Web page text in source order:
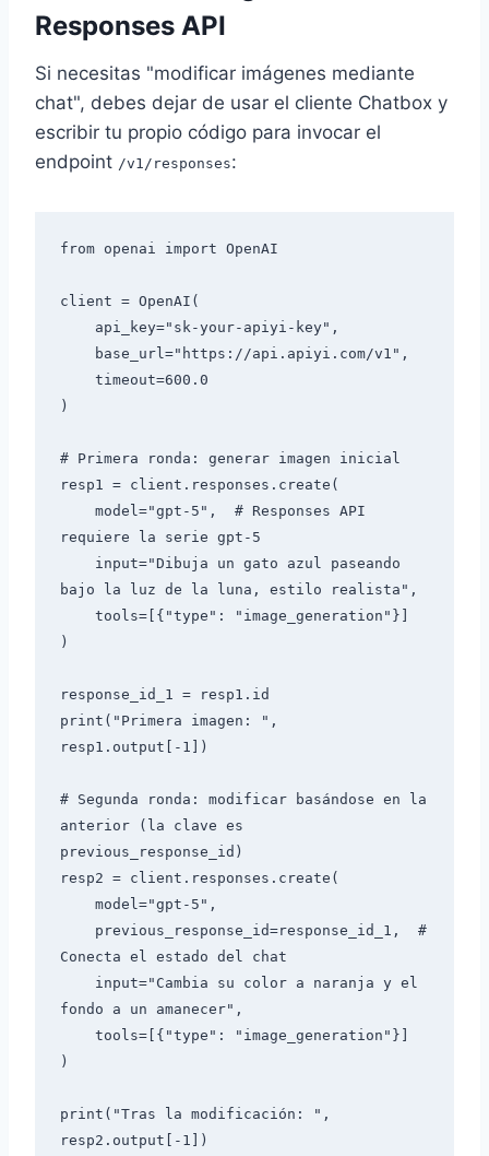
Responses API
Si necesitas "modificar imágenes mediante
chat", debes dejar de usar el cliente Chatbox y
escribir tu propio código para invocar el
endpoint /v1/responses:
from openai import OpenAI
client = OpenAI(
)
# Primera ronda: generar imagen inicial
resp1 = client.responses.create(
requiere la serie gpt-5
bajo la luz de la luna, estilo realista",
)
response_id_1 = resp1.id
print("Primera imagen: ",
resp1.output[-1])
# Segunda ronda: modificar basándose en la
anterior (la clave es
previous_response_id)
resp2 = client.responses.create(
Conecta el estado del chat
fondo a un amanecer",
)
print("Tras la modificación: ",